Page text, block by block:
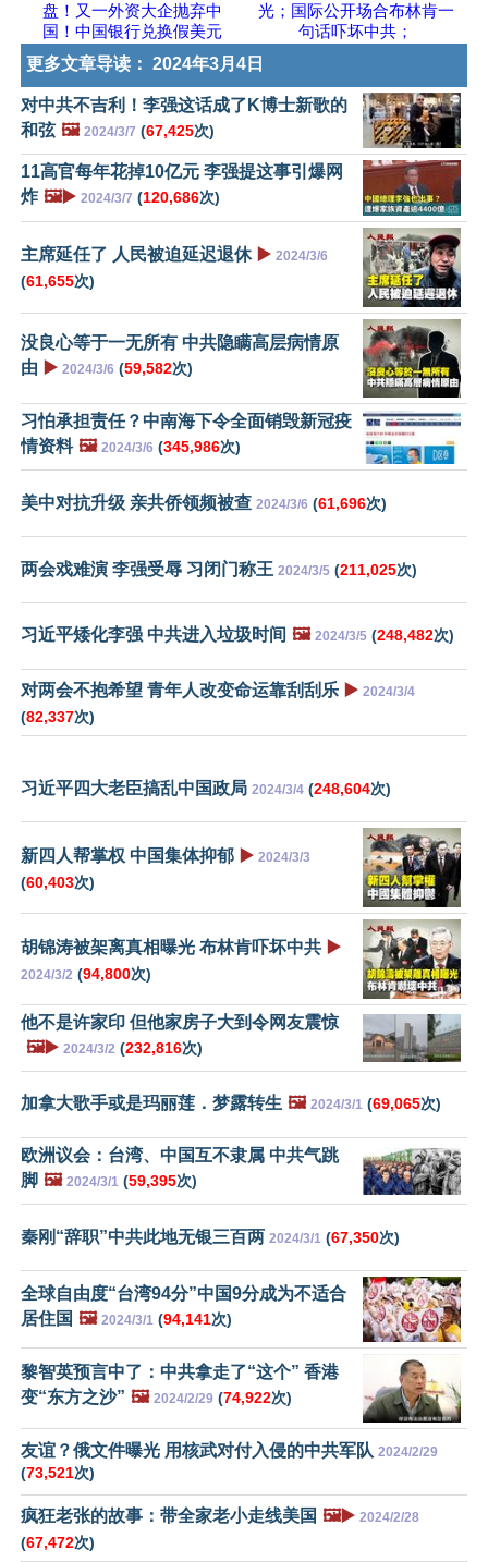
盘！又一外资大企抛弃中
国！中国银行兑换假美元
光；国际公开场合布林肯一
句话吓坏中共；
更多文章导读： 2024年3月4日
对中共不吉利！李强这话成了K博士新歌的
和弦 🖼️ 2024/3/7 (67,425次)
11高官每年花掉10亿元 李强提这事引爆网
炸 🖼️▶️ 2024/3/7 (120,686次)
主席延任了 人民被迫延迟退休 ▶️ 2024/3/6
(61,655次)
没良心等于一无所有 中共隐瞒高层病情原
由 ▶️ 2024/3/6 (59,582次)
习怕承担责任？中南海下令全面销毁新冠疫
情资料 🖼️ 2024/3/6 (345,986次)
美中对抗升级 亲共侨领频被查 2024/3/6 (61,696次)
两会戏难演 李强受辱 习闭门称王 2024/3/5 (211,025次)
习近平矮化李强 中共进入垃圾时间 🖼️ 2024/3/5 (248,482次)
对两会不抱希望 青年人改变命运靠刮刮乐 ▶️ 2024/3/4
(82,337次)
习近平四大老臣搞乱中国政局 2024/3/4 (248,604次)
新四人帮掌权 中国集体抑郁 ▶️ 2024/3/3
(60,403次)
胡锦涛被架离真相曝光 布林肯吓坏中共 ▶️
2024/3/2 (94,800次)
他不是许家印 但他家房子大到令网友震惊
🖼️▶️ 2024/3/2 (232,816次)
加拿大歌手或是玛丽莲．梦露转生 🖼️ 2024/3/1 (69,065次)
欧洲议会：台湾、中国互不隶属 中共气跳
脚 🖼️ 2024/3/1 (59,395次)
秦刚“辞职”中共此地无银三百两 2024/3/1 (67,350次)
全球自由度“台湾94分”中国9分成为不适合
居住国 🖼️ 2024/3/1 (94,141次)
黎智英预言中了：中共拿走了“这个” 香港
变“东方之沙” 🖼️ 2024/2/29 (74,922次)
友谊？俄文件曝光 用核武对付入侵的中共军队 2024/2/29
(73,521次)
疯狂老张的故事：带全家老小走线美国 🖼️▶️ 2024/2/28
(67,472次)